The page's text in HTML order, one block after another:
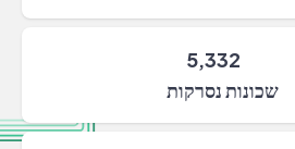
5,332
שכונות נסרקות